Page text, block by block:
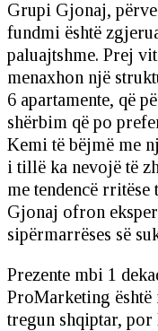
Grupi Gjonaj,
fundmi është
paluajtshme. Prej
menaxhon një
6 apartamente, që
shërbim që po
Kemi të bëjmë me
i tillë ka nevojë të
me tendencë rritëse
Gjonaj ofron
sipërmarrëses së
Prezente mbi 1
ProMarketing është
tregun shqiptar,